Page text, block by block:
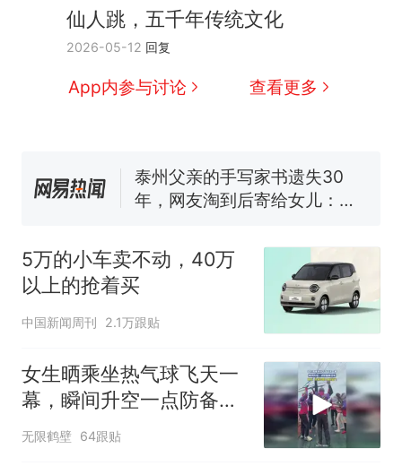
仙人跳，五千年传统文化
2026-05-12 回复
App内参与讨论 查看更多
家，刚改国名，总统就邀请中
国大使骑行绕了几乎整个国境
线一圈，还曾两次到中国寻根
5万的小车卖不动，40万以上
的抢着买
浙江人戒备 "白海豚"已创我国
泰州父亲的手写家书遗失30
年，网友淘到后寄给女儿：花
全部作废，公平么？
5万的小车卖不动，40万
以上的抢着买
中国新闻周刊 2.1万跟贴
女生晒乘坐热气球飞天一
幕，瞬间升空一点防备都
没有
无限鹤壁 64跟贴